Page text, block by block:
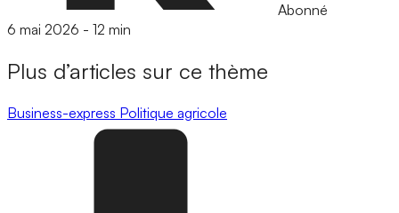
Abonné
6 mai 2026 - 12 min
Plus d’articles sur ce thème
Business-express Politique agricole